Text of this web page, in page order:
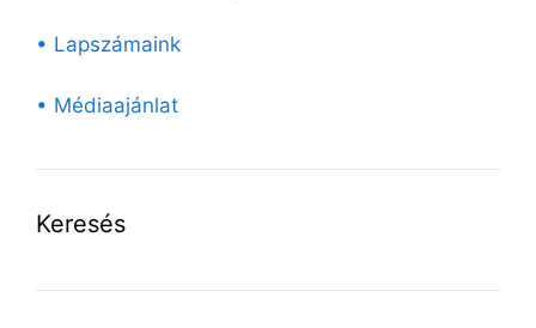
• Lapszámaink
• Médiaajánlat
Keresés